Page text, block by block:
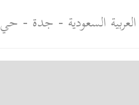
السعودية - جدة -